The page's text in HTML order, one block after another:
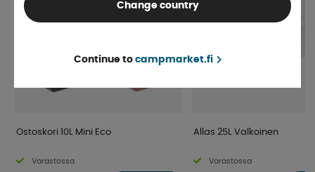
Ostoskori 10L Mini Eco
Varastossa
Allas 25L Valkoinen
Varastossa
Change country
Continue to campmarket.fi